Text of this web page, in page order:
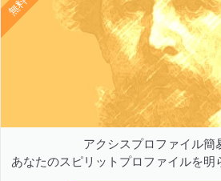
アクシスプロファイル簡
あなたのスピリットプロファイルを明